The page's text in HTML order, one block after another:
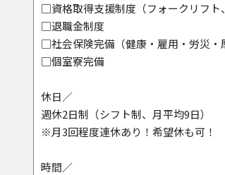
□資格取得支援制度（フォークリフト
□退職金制度
□社会保険完備（健康・雇用・労災・
□個室寮完備
休日／
週休2日制（シフト制、月平均9日）
※月3回程度連休あり！希望休も可！
時間／